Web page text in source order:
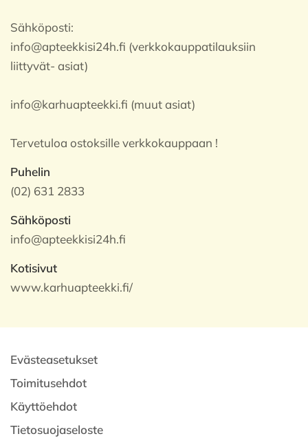
Sähköposti:
info@apteekkisi24h.fi (verkkokauppatilauksiin
liittyvät- asiat)
info@karhuapteekki.fi (muut asiat)
Tervetuloa ostoksille verkkokauppaan !
Puhelin
(02) 631 2833
Sähköposti
info@apteekkisi24h.fi
Kotisivut
www.karhuapteekki.fi/
Evästeasetukset
Toimitusehdot
Käyttöehdot
Tietosuojaseloste